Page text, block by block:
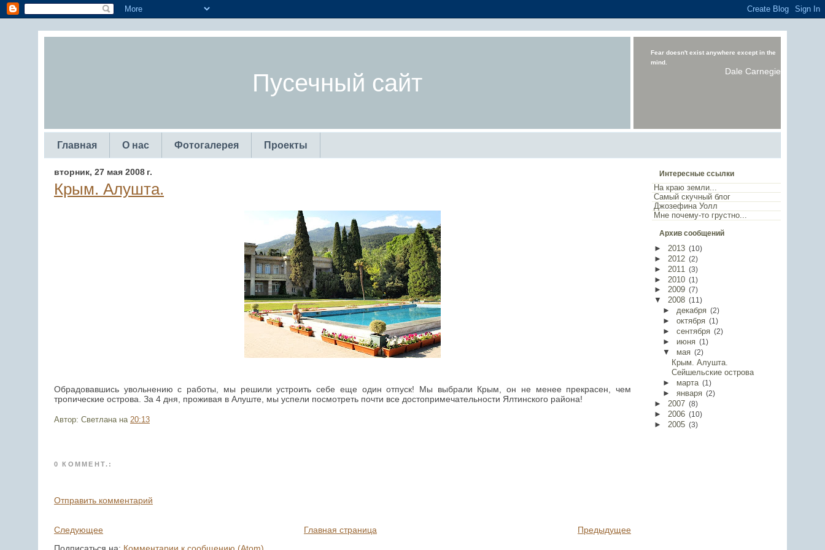
Пусечный сайт
Fear doesn't exist anywhere except in the
mind.
Dale Carnegie
Главная О нас Фотогалерея Проекты
вторник, 27 мая 2008 г.
Крым. Алушта.
Обрадовавшись увольнению с работы, мы решили устроить себе еще один отпуск! Мы выбрали Крым, он не менее прекрасен, чем
тропические острова. За 4 дня, проживая в Алуште, мы успели посмотреть почти все достопримечательности Ялтинского района!
Автор: Светлана на 20:13
0 КОММЕНТ.:
Отправить комментарий
Следующее Предыдущее
Главная страница
Интересные ссылки
На краю земли...
Самый скучный блог
Джозефина Уолл
Мне почему-то грустно...
Архив сообщений
► 2013 (10)
► 2012 (2)
► 2011 (3)
► 2010 (1 )
► 2009 ( 7)
▼ 2008 (11 )
► декабря (2)
► октября (1 )
► сентября (2)
► июня (1 )
▼ мая (2)
Крым. Алушта.
Сейшельские острова
►
марта (1 )
► января (2)
► 2007 (8)
► 2006 (10)
► 2005 (3)